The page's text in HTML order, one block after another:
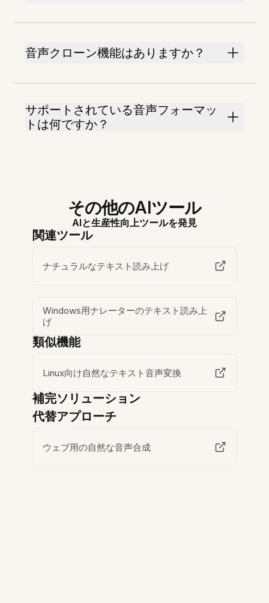
音声クローン機能はありますか？
サポートされている音声フォーマッ
トは何ですか？
その他のAIツール
AIと生産性向上ツールを発見
関連ツール
ナチュラルなテキスト読み上げ
Windows用ナレーターのテキスト読み上
げ
類似機能
Linux向け自然なテキスト音声変換
補完ソリューション
代替アプローチ
ウェブ用の自然な音声合成